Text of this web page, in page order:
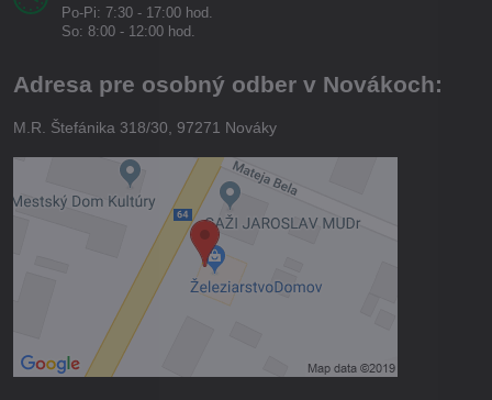
Po-Pi: 7:30 - 17:00 hod.
So: 8:00 - 12:00 hod.
Adresa pre osobný odber v Novákoch:
M.R. Štefánika 318/30, 97271 Nováky